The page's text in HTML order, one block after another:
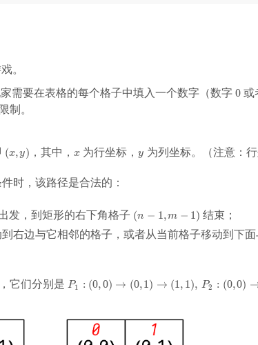
。
需要在表格的每个格子中填入一个数字（数字0
0 或
。
(
,
y
(x,y) ，其中，x
x 为行坐标，y
y 为列坐标。（注意：
时，该路径是合法的：
发，到矩形的右下角格子 (
n
-
-
(n − 1,m − 1) 结束；
右边与它相邻的格子，或者从当前格子移动到下
它们分别是 P
:
P1 : (0,0) → (0,1) → (1, 1), P2 : (0,0)